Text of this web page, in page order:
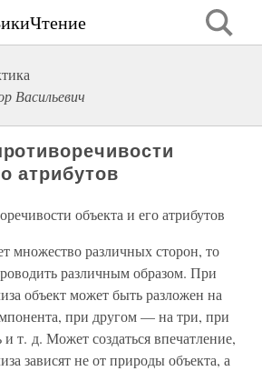
Васильевич
атрибутов
объекта и его атрибутов
множество различных сторон, то
различным образом. При
объект может быть разложен на
при другом — на три, при
т. д. Может создаться впечатление,
зависят не от природы объекта, а